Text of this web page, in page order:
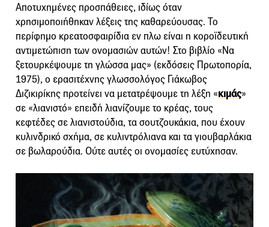
Αποτυχημένες προσπάθειες, ιδίως όταν
χρησιμοποιήθηκαν λέξεις της καθαρεύουσας. Το
περίφημο κρεατοσφαιρίδια εν πλω είναι η κοροϊδευτική
αντιμετώπιση των ονομασιών αυτών! Στο βιβλίο «Nα
ξετουρκέψουμε τη γλώσσα μας» (εκδόσεις Πρωτοπορία,
1975), ο ερασιτέχνης γλωσσολόγος Γιάκωβος
Διζικιρίκης προτείνει να μετατρέψουμε τη λέξη «κιμάς»
σε «λιανιστό» επειδή λιανίζουμε το κρέας, τους
κεφτέδες σε λιανιστούδια, τα σουτζουκάκια, που έχουν
κυλινδρικό σχήμα, σε κυλιντρόλιανα και τα γιουβαρλάκια
σε βωλαρούδια. Ούτε αυτές οι ονομασίες ευτύχησαν.